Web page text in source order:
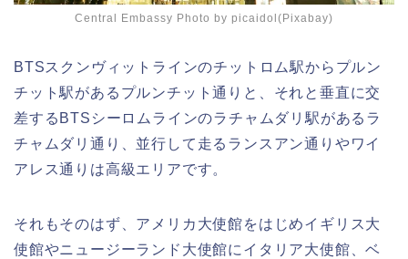
Central Embassy Photo by picaidol(Pixabay)
BTSスクンヴィットラインのチットロム駅からプルン
チット駅があるプルンチット通りと、それと垂直に交
差するBTSシーロムラインのラチャムダリ駅があるラ
チャムダリ通り、並行して走るランスアン通りやワイ
アレス通りは高級エリアです。
それもそのはず、アメリカ大使館をはじめイギリス大
使館やニュージーランド大使館にイタリア大使館、ベ